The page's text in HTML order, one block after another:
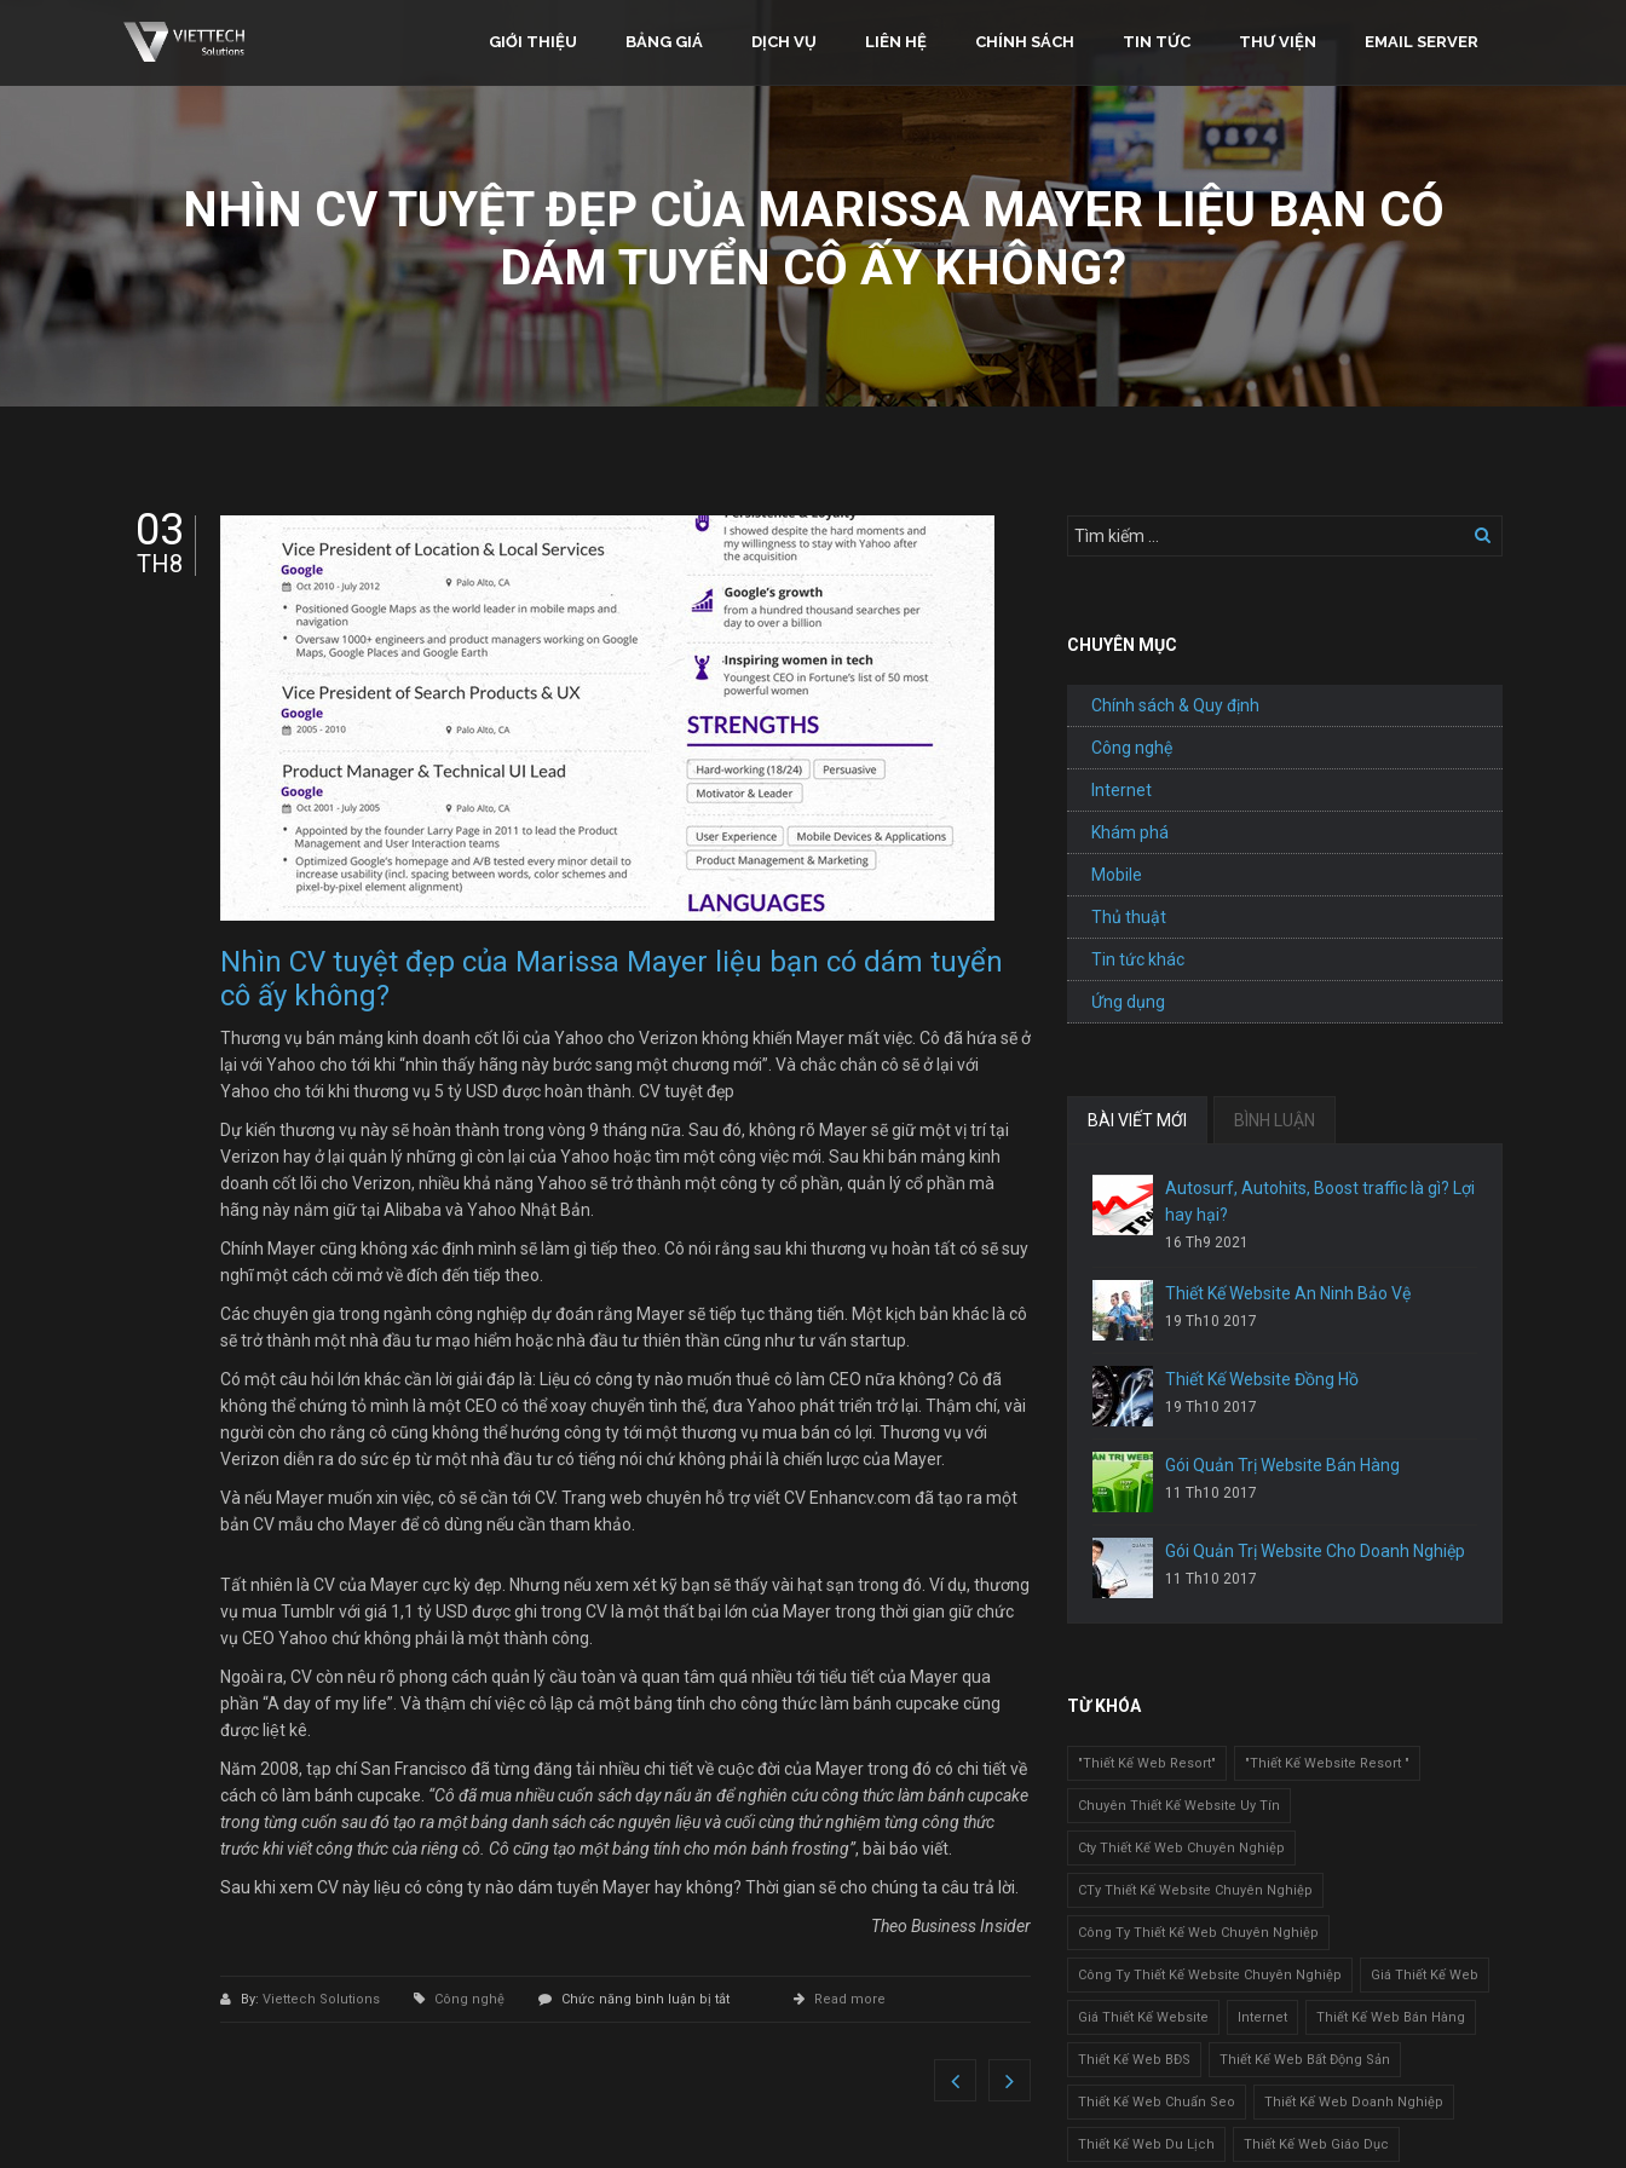
GIỚI THIỆU BẢNG GIÁ DỊCH VỤ LIÊN HỆ CHÍNH SÁCH TIN TỨC THƯ VIỆN EMAIL SERVER
NHÌN CV TUYỆT ĐẸP CỦA MARISSA MAYER LIỆU BẠN CÓ
DÁM TUYỂN CÔ ẤY KHÔNG?
Nhìn CV tuyệt đẹp của Marissa Mayer liệu bạn có dám tuyển
cô ấy không?
03
TH8
Thương vụ bán mảng kinh doanh cốt lõi của Yahoo cho Verizon không khiến Mayer mất việc. Cô đã hứa sẽ ở
lại với Yahoo cho tới khi “nhìn thấy hãng này bước sang một chương mới”. Và chắc chắn cô sẽ ở lại với
Yahoo cho tới khi thương vụ 5 tỷ USD được hoàn thành. CV tuyệt đẹp
Dự kiến thương vụ này sẽ hoàn thành trong vòng 9 tháng nữa. Sau đó, không rõ Mayer sẽ giữ một vị trí tại
Verizon hay ở lại quản lý những gì còn lại của Yahoo hoặc tìm một công việc mới. Sau khi bán mảng kinh
doanh cốt lõi cho Verizon, nhiều khả năng Yahoo sẽ trở thành một công ty cổ phần, quản lý cổ phần mà
hãng này nắm giữ tại Alibaba và Yahoo Nhật Bản.
Chính Mayer cũng không xác định mình sẽ làm gì tiếp theo. Cô nói rằng sau khi thương vụ hoàn tất có sẽ suy
nghĩ một cách cởi mở về đích đến tiếp theo.
Các chuyên gia trong ngành công nghiệp dự đoán rằng Mayer sẽ tiếp tục thăng tiến. Một kịch bản khác là cô
sẽ trở thành một nhà đầu tư mạo hiểm hoặc nhà đầu tư thiên thần cũng như tư vấn startup.
Có một câu hỏi lớn khác cần lời giải đáp là: Liệu có công ty nào muốn thuê cô làm CEO nữa không? Cô đã
không thể chứng tỏ mình là một CEO có thể xoay chuyển tình thế, đưa Yahoo phát triển trở lại. Thậm chí, vài
người còn cho rằng cô cũng không thể hướng công ty tới một thương vụ mua bán có lợi. Thương vụ với
Verizon diễn ra do sức ép từ một nhà đầu tư có tiếng nói chứ không phải là chiến lược của Mayer.
Và nếu Mayer muốn xin việc, cô sẽ cần tới CV. Trang web chuyên hỗ trợ viết CV Enhancv.com đã tạo ra một
bản CV mẫu cho Mayer để cô dùng nếu cần tham khảo.
Tất nhiên là CV của Mayer cực kỳ đẹp. Nhưng nếu xem xét kỹ bạn sẽ thấy vài hạt sạn trong đó. Ví dụ, thương
vụ mua Tumblr với giá 1,1 tỷ USD được ghi trong CV là một thất bại lớn của Mayer trong thời gian giữ chức
vụ CEO Yahoo chứ không phải là một thành công.
Ngoài ra, CV còn nêu rõ phong cách quản lý cầu toàn và quan tâm quá nhiều tới tiểu tiết của Mayer qua
phần “A day of my life”. Và thậm chí việc cô lập cả một bảng tính cho công thức làm bánh cupcake cũng
được liệt kê.
Năm 2008, tạp chí San Francisco đã từng đăng tải nhiều chi tiết về cuộc đời của Mayer trong đó có chi tiết về
cách cô làm bánh cupcake. “Cô đã mua nhiều cuốn sách dạy nấu ăn để nghiên cứu công thức làm bánh cupcake
trong từng cuốn sau đó tạo ra một bảng danh sách các nguyên liệu và cuối cùng thử nghiệm từng công thức
trước khi viết công thức của riêng cô. Cô cũng tạo một bảng tính cho món bánh frosting”, bài báo viết.
Sau khi xem CV này liệu có công ty nào dám tuyển Mayer hay không? Thời gian sẽ cho chúng ta câu trả lời.
Theo Business Insider
By: Viettech Solutions Công nghệ Chức năng bình luận bị tắtở
Read more
CHUYÊN MỤC
Chính sách & Quy định
Công nghệ
Internet
Khám phá
Mobile
Thủ thuật
Tin tức khác
Ứng dụng
BÀI VIẾT MỚI BÌNH LUẬN
Autosurf, Autohits, Boost traffic là gì? Lợi
hay hại?
16 Th9 2021
Thiết Kế Website An Ninh Bảo Vệ
19 Th10 2017
Thiết Kế Website Đồng Hồ
19 Th10 2017
Gói Quản Trị Website Bán Hàng
11 Th10 2017
Gói Quản Trị Website Cho Doanh Nghiệp
11 Th10 2017
TỪ KHÓA
"Thiết Kế Web Resort" "Thiết Kế Website Resort "
Chuyên Thiết Kế Website Uy Tín
Cty Thiết Kế Web Chuyên Nghiệp
CTy Thiết Kế Website Chuyên Nghiệp
Công Ty Thiết Kế Web Chuyên Nghiệp
Công Ty Thiết Kế Website Chuyên Nghiệp Giá Thiết Kế Web
Giá Thiết Kế Website Internet Thiết Kế Web Bán Hàng
Thiết Kế Web BĐS Thiết Kế Web Bất Động Sản
Thiết Kế Web Chuẩn Seo Thiết Kế Web Doanh Nghiệp
Thiết Kế Web Du Lịch Thiết Kế Web Giáo Dục